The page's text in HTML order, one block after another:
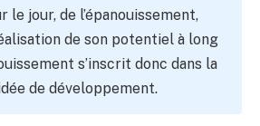
le jour, de l’épanouissement,
de son potentiel à long
s’inscrit donc dans la
de développement.